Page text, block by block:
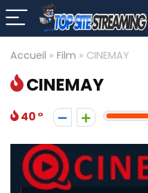
Accueil » Film » CINEMAY
CINEMAY
40